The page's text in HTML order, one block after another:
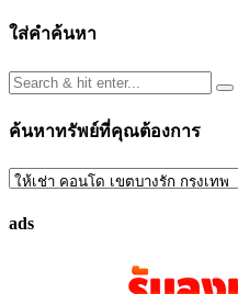
ใส่คำค้นหา
ค้นหาทรัพย์ที่คุณต้องการ
ค้นหา
ที่
ads